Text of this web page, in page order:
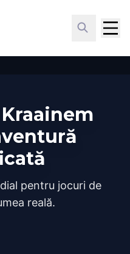
pentru jocuri de
reală.